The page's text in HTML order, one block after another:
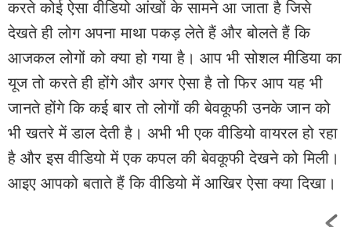
करते कोई ऐसा वीडियो आंखों के सामने आ जाता है जिसे
देखते ही लोग अपना माथा पकड़ लेते हैं और बोलते हैं कि
आजकल लोगों को क्या हो गया है। आप भी सोशल मीडिया का
यूज तो करते ही होंगे और अगर ऐसा है तो फिर आप यह भी
जानते होंगे कि कई बार तो लोगों की बेवकूफी उनके जान को
भी खतरे में डाल देती है। अभी भी एक वीडियो वायरल हो रहा
है और इस वीडियो में एक कपल की बेवकूफी देखने को मिली।
आइए आपको बताते हैं कि वीडियो में आखिर ऐसा क्या दिखा।